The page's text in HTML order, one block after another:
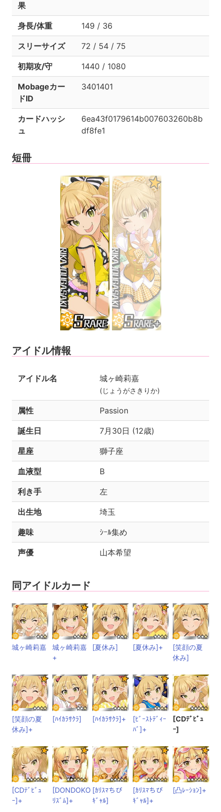
果
身長/体重 149 / 36
スリーサイズ 72 / 54 / 75
初期攻/守 1440 / 1080
Mobageカー
ドID
3401401
カードハッシ
ュ
6ea43f0179614b007603260b8b
df8fe1
短冊
アイドル情報
アイドル名 城ヶ崎莉嘉
(じょうがさきりか)
属性 Passion
誕生日 7月30日 (12歳)
星座 獅子座
血液型 B
利き手 左
出生地 埼玉
趣味 ｼｰﾙ集め
声優 山本希望
同アイドルカード
城ヶ崎莉嘉
城ヶ崎莉嘉
+
[夏休み] [夏休み]+
[笑顔の夏
休み]
[笑顔の夏
休み]+
[ﾊｲｶﾗｻｸﾗ] [ﾊｲｶﾗｻｸﾗ]+
[ﾋﾞｰｽﾄﾃﾞｨｰ
ﾊﾞ]+
[CDﾃﾞﾋﾞｭ
ｰ]
[CDﾃﾞﾋﾞｭ
ｰ]+
[DONDOKO
ﾘｽﾞﾑ]+
[ｶﾘｽﾏちび
ｷﾞｬﾙ]
[ｶﾘｽﾏちび
ｷﾞｬﾙ]+
[凸ﾚｰｼｮﾝ]+